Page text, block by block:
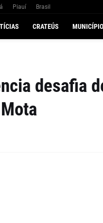
Piauí Brasil
CRATEÚS
desafia